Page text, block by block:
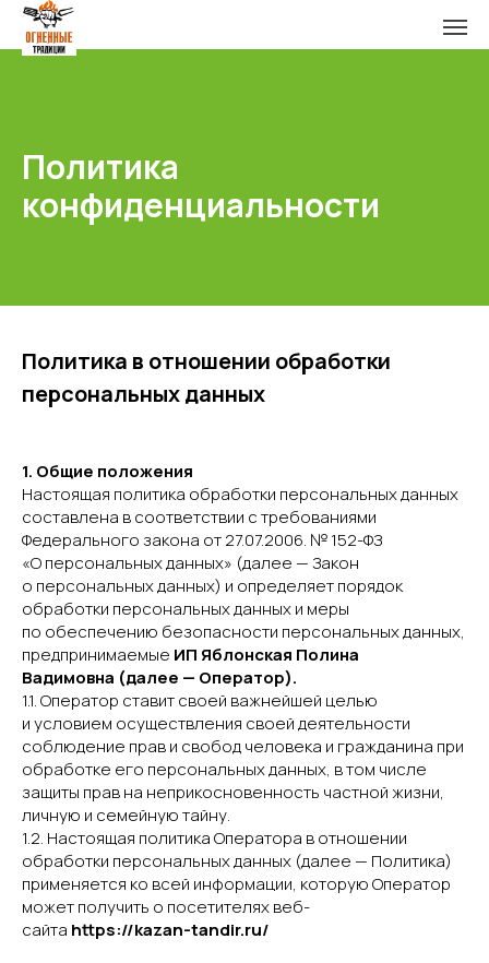
Политика
конфиденциальности
Политика в отношении обработки
персональных данных
1. Общие положения
Настоящая политика обработки персональных данных
составлена в соответствии с требованиями
Федерального закона от 27.07.2006. № 152-ФЗ
«О персональных данных» (далее — Закон
о персональных данных) и определяет порядок
обработки персональных данных и меры
по обеспечению безопасности персональных данных,
предпринимаемые ИП Яблонская Полина
Вадимовна (далее — Оператор).
1.1. Оператор ставит своей важнейшей целью
и условием осуществления своей деятельности
соблюдение прав и свобод человека и гражданина при
обработке его персональных данных, в том числе
защиты прав на неприкосновенность частной жизни,
личную и семейную тайну.
1.2. Настоящая политика Оператора в отношении
обработки персональных данных (далее — Политика)
применяется ко всей информации, которую Оператор
может получить о посетителях веб-
сайта https://kazan-tandir.ru/